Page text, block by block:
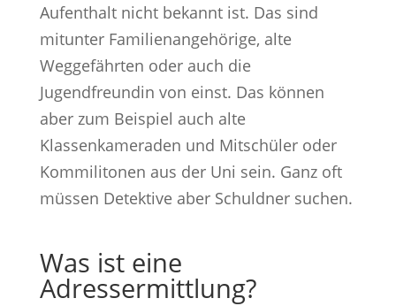
Aufenthalt nicht bekannt ist. Das sind
mitunter Familienangehörige, alte
Weggefährten oder auch die
Jugendfreundin von einst. Das können
aber zum Beispiel auch alte
Klassenkameraden und Mitschüler oder
Kommilitonen aus der Uni sein. Ganz oft
müssen Detektive aber Schuldner suchen.
Was ist eine
Adressermittlung?